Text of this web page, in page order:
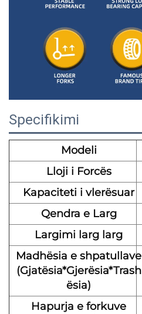
Specifikimi
Modeli
Lloji i Forcës
Kapaciteti i vlerësuar
Qendra e Larg
Largimi larg larg
Madhësia e shpatullave
(Gjatësia*Gjerësia*Trash
ësia)
Hapurja e forkuve